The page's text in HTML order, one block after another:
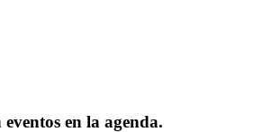
eventos en la agenda.